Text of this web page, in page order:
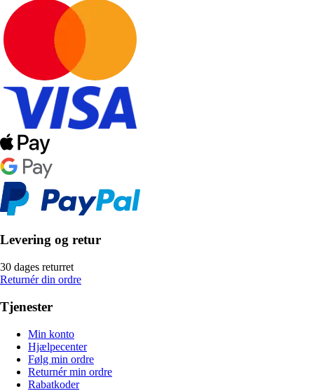
Levering og retur
30 dages returret
Returnér din ordre
Tjenester
Min konto
Hjælpecenter
Følg min ordre
Returnér min ordre
Rabatkoder